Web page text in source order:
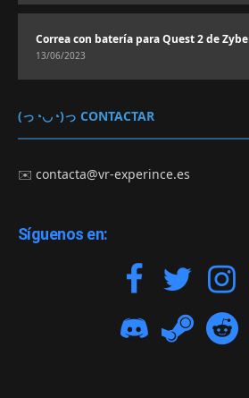
Correa con batería para Quest 2 de
13/06/2023
(っ◔◡◔)っ CONTACTAR
✉️contacta@vr-experince.es
Síguenos en: